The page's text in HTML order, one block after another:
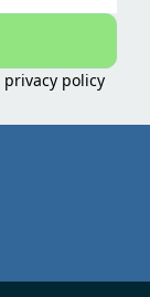
privacy policy